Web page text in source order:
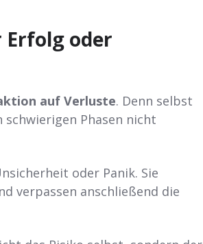
Erfolg oder
auf Verluste. Denn selbst
Phasen nicht
oder Panik. Sie
verpassen anschließend die